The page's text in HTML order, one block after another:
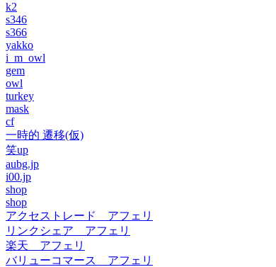
k2
s346
s366
yakko
i_m_owl
gem
owl
turkey
mask
cf
一時的 遷移(仮)
笑up
aubg.jp
i00.jp
shop
shop
アクセストレード アフェリ
リンクシェア アフェリ
楽天 アフェリ
バリューコマース アフェリ